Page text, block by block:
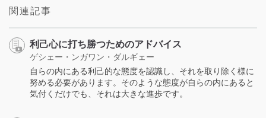
関連記事
利己心に打ち勝つためのアドバイス
ゲシェー・ンガワン・ダルギェー
自らの内にある利己的な態度を認識し、それを取り除く様に
努める必要があります。そのような態度が自らの内にあると
気付くだけでも、それは大きな進歩です。